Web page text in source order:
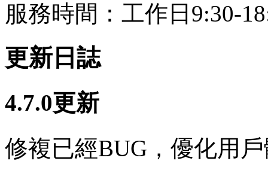
服務時間：工作日9:30-
更新日誌
4.7.0更新
修複已經BUG，優化用